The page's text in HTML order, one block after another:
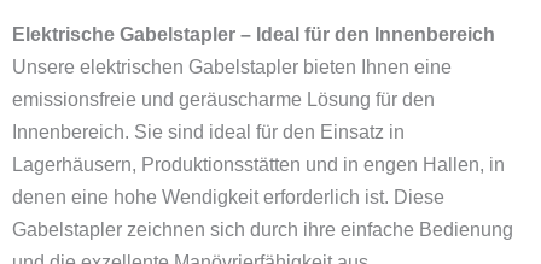
Elektrische Gabelstapler – Ideal für den Innenbereich
Unsere elektrischen Gabelstapler bieten Ihnen eine
emissionsfreie und geräuscharme Lösung für den
Innenbereich. Sie sind ideal für den Einsatz in
Lagerhäusern, Produktionsstätten und in engen Hallen, in
denen eine hohe Wendigkeit erforderlich ist. Diese
Gabelstapler zeichnen sich durch ihre einfache Bedienung